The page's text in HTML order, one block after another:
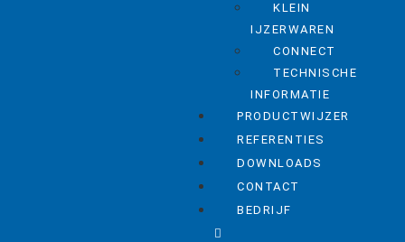
KLEIN
IJZERWAREN
CONNECT
TECHNISCHE
INFORMATIE
PRODUCTWIJZER
REFERENTIES
DOWNLOADS
CONTACT
BEDRIJF